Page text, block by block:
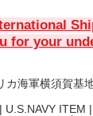
for your
カ海軍横須賀基
ITEM